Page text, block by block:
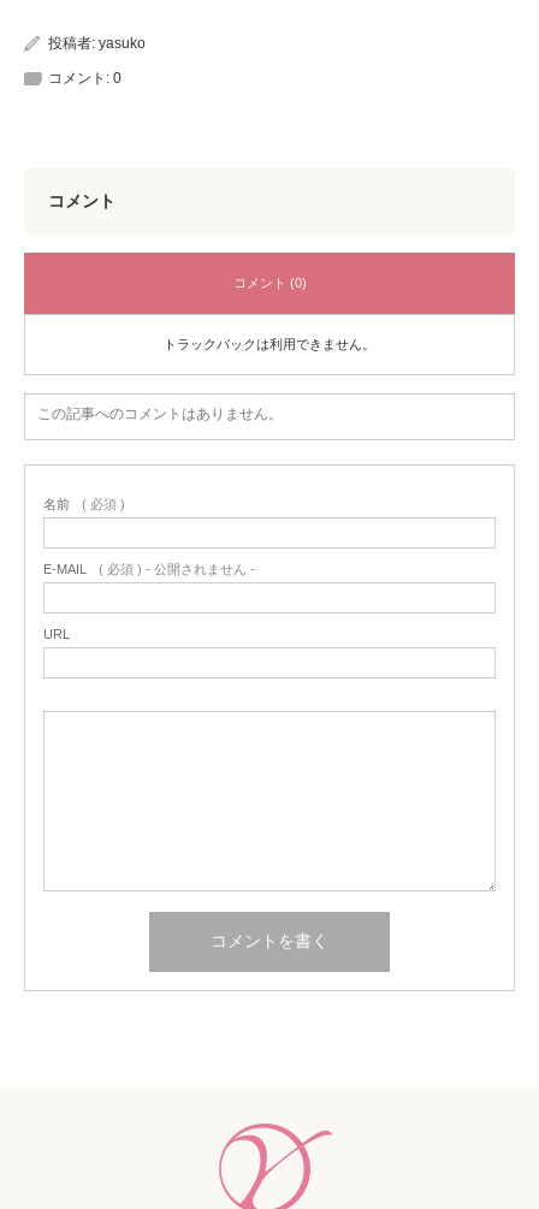
投稿者: yasuko
コメント: 0
コメント
コメント (0)
トラックバックは利用できません。
この記事へのコメントはありません。
名前 ( 必須 )
E-MAIL ( 必須 ) - 公開されません -
URL